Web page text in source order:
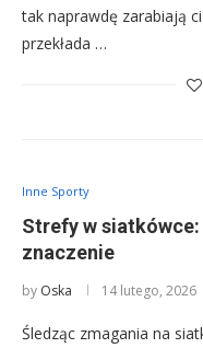
tak naprawdę zarabiają
przekłada …
Inne Sporty
Strefy w
znaczenie
by Oska 14 lutego, 2026
Śledząc zmagania na